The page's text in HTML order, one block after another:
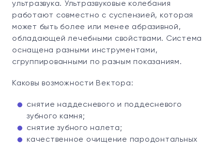
ультразвука. Ультразвуковые колебания
работают совместно с суспензией, которая
может быть более или менее абразивной,
обладающей лечебными свойствами. Система
оснащена разными инструментами,
сгруппированными по разным показаниям.
Каковы возможности Вектора:
снятие наддесневого и поддесневого
зубного камня;
снятие зубного налета;
качественное очищение пародонтальных